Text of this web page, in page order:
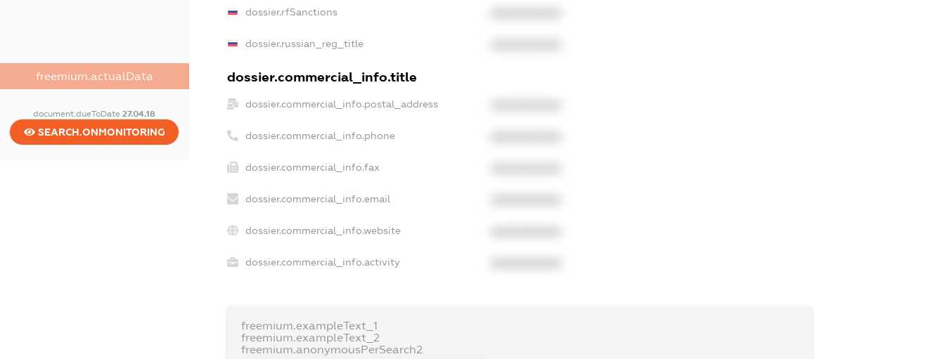
freemium.actualData
document.dueToDate27.04.18
SEARCH.ONMONITORING
dossier.rfSanctions
dossier.russian_reg_title
dossier.commercial_info.title
dossier.commercial_info.postal_address
dossier.commercial_info.phone
dossier.commercial_info.fax
dossier.commercial_info.email
dossier.commercial_info.website
dossier.commercial_info.activity
freemium.exampleText_1
freemium.exampleText_2
freemium.anonymousPerSearch2